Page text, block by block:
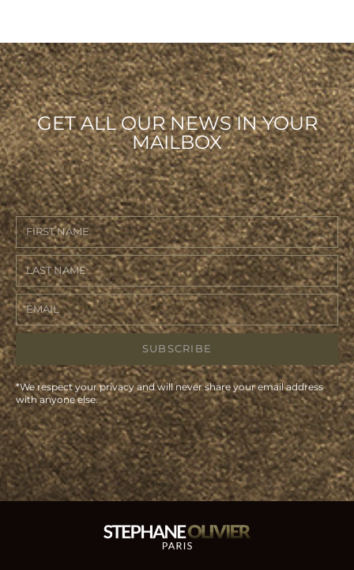
GET ALL OUR NEWS IN YOUR
MAILBOX
SUBSCRIBE
*We respect your privacy and will never share your email address
with anyone else.